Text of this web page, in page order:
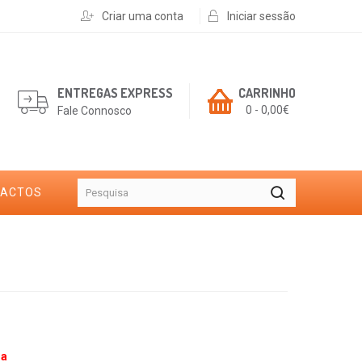
Criar uma conta Iniciar sessão
CARRINHO
0 - 0,00€
ENTREGAS EXPRESS
Fale Connosco